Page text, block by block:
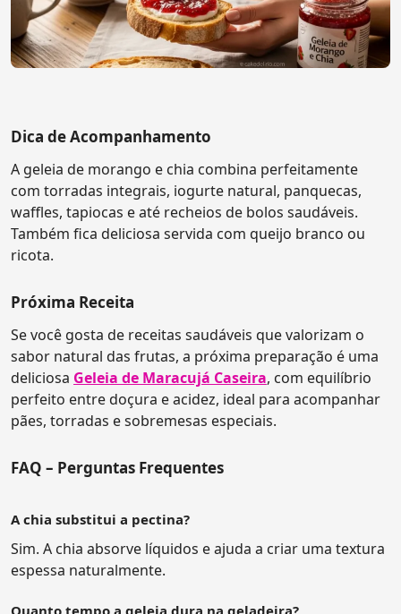
Dica de Acompanhamento
A geleia de morango e chia combina perfeitamente
com torradas integrais, iogurte natural, panquecas,
waffles, tapiocas e até recheios de bolos saudáveis.
Também fica deliciosa servida com queijo branco ou
ricota.
Próxima Receita
Se você gosta de receitas saudáveis que valorizam o
sabor natural das frutas, a próxima preparação é uma
deliciosa Geleia de Maracujá Caseira, com equilíbrio
perfeito entre doçura e acidez, ideal para acompanhar
pães, torradas e sobremesas especiais.
FAQ – Perguntas Frequentes
A chia substitui a pectina?
Sim. A chia absorve líquidos e ajuda a criar uma textura
espessa naturalmente.